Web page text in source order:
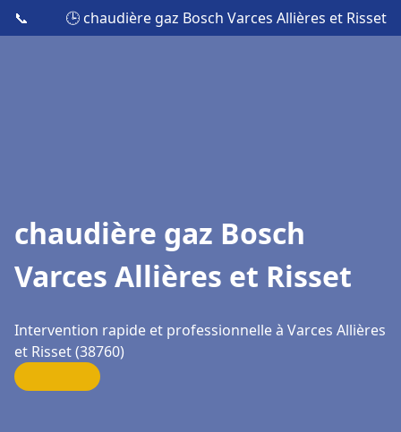
📞 🕒 chaudière gaz Bosch Varces Allières et Risset
chaudière gaz Bosch
Varces Allières et Risset
Intervention rapide et professionnelle à Varces Allières
et Risset (38760)